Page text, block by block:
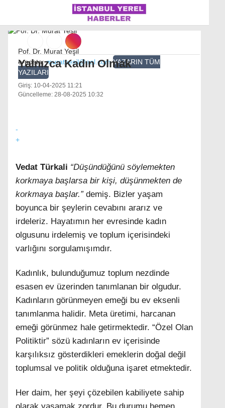
WhatsApp İhbar Hattı
Facebook
Instagram
Youtube
İSTANBUL
POLITIKA
SAĞLIK
SOSYAL MEDYA
SPOR
DÜNYA
Pof. Dr. Murat Yeşil
e-posta:muratyesil@aol.com YAZARIN TÜM
YAZILARI
Yalnızca Kadın Olmak
Giriş: 10-04-2025 11:21
Güncelleme: 28-08-2025 10:32
-
+
Vedat Türkali “Düşündüğünü söylemekten
korkmaya başlarsa bir kişi, düşünmekten de
korkmaya başlar.”demiş. Bizler yaşam
boyunca bir şeylerin cevabını ararız ve
irdeleriz. Hayatımın her evresinde kadın
olgusunu irdelemiş ve toplum içerisindeki
varlığını sorgulamışımdır.
Kadınlık, bulunduğumuz toplum nezdinde
esasen ev üzerinden tanımlanan bir olgudur.
Kadınların görünmeyen emeği bu ev eksenli
tanımlanma halidir. Meta üretimi, harcanan
emeği görünmez hale getirmektedir. “Özel Olan
Politiktir” sözü kadınların ev içerisinde
karşılıksız gösterdikleri emeklerin doğal değil
toplumsal ve politik olduğuna işaret etmektedir.
Her daim, her şeyi çözebilen kabiliyete sahip